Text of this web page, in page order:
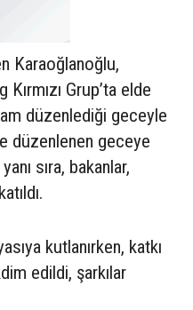
Karaoğlanoğlu,
Grup’ta elde
düzenlediği geceyle
düzenlenen geceye
sıra, bakanlar,
kutlanırken, katkı
edildi, şarkılar